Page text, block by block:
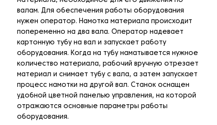
валам. Для обеспечения работы оборудования
нужен оператор. Намотка материала происходит
попеременно на два вала. Оператор надевает
картонную тубу на вал и запускает работу
оборудования. Когда на тубу наматывается нужное
количество материала, рабочий вручную отрезает
материал и снимает тубу с вала, а затем запускает
процесс намотки на другой вал. Станок оснащен
удобной цветной панелью управления, на которой
отражаются основные параметры работы
оборудования.